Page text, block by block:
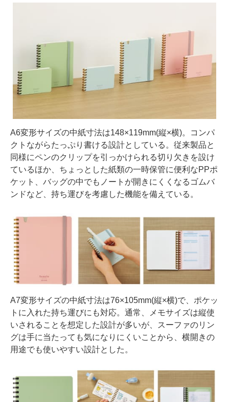
A6変形サイズの中紙寸法は148×119mm(縦×横)。コンパ
クトながらたっぷり書ける設計としている。従来製品と
同様にペンのクリップを引っかけられる切り欠きを設け
ているほか、ちょっとした紙類の一時保管に便利なPPポ
ケット、バッグの中でもノートが開きにくくなるゴムバ
ンドなど、持ち運びを考慮した機能を備えている。
A7変形サイズの中紙寸法は76×105mm(縦×横)で、ポケッ
トに入れた持ち運びにも対応。通常、メモサイズは縦使
いされることを想定した設計が多いが、スーファのリン
グは手に当たっても気になりにくいことから、横開きの
用途でも使いやすい設計とした。